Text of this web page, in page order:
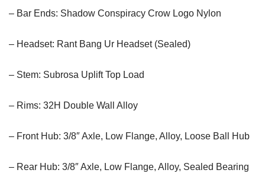
– Bar Ends: Shadow Conspiracy Crow Logo Nylon
– Headset: Rant Bang Ur Headset (Sealed)
– Stem: Subrosa Uplift Top Load
– Rims: 32H Double Wall Alloy
– Front Hub: 3/8″ Axle, Low Flange, Alloy, Loose Ball Hub
– Rear Hub: 3/8″ Axle, Low Flange, Alloy, Sealed Bearing